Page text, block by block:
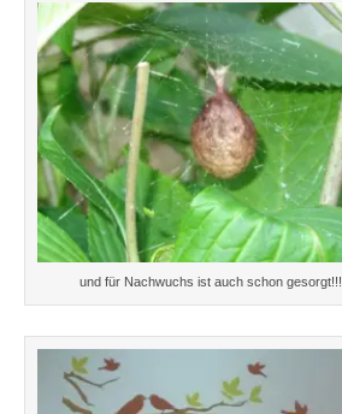
und für Nachwuchs ist auch schon gesorgt!!!